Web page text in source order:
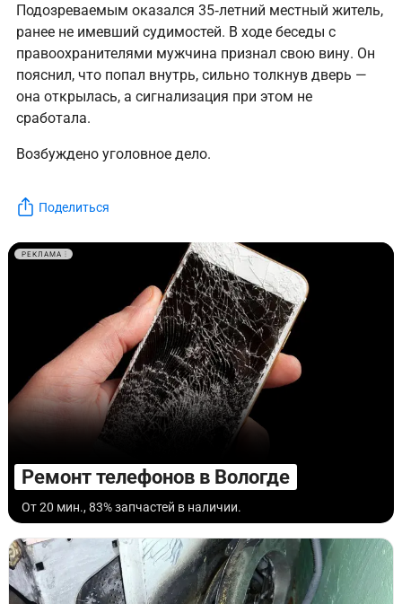
Подозреваемым оказался 35‑летний местный житель,
ранее не имевший судимостей. В ходе беседы с
правоохранителями мужчина признал свою вину. Он
пояснил, что попал внутрь, сильно толкнув дверь —
она открылась, а сигнализация при этом не
сработала.
Возбуждено уголовное дело.
Поделиться
РЕКЛАМА
Ремонт телефонов в Вологде
От 20 мин., 83% запчастей в наличии.